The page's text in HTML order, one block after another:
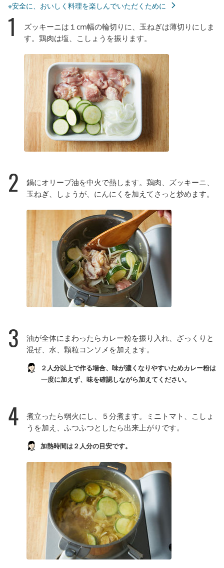
※安全に、おいしく料理を楽しんでいただくために
1
ズッキーニは１cm幅の輪切りに、玉ねぎは薄切りにしま
す。鶏肉は塩、こしょうを振ります。
2
鍋にオリーブ油を中火で熱します。鶏肉、ズッキーニ、
玉ねぎ、しょうが、にんにくを加えてさっと炒めます。
3
油が全体にまわったらカレー粉を振り入れ、ざっくりと
混ぜ、水、顆粒コンソメを加えます。
２人分以上で作る場合、味が濃くなりやすいためカレー粉は
一度に加えず、味を確認しながら加えてください。
4
煮立ったら弱火にし、５分煮ます。ミニトマト、こしょ
うを加え、ふつふつとしたら出来上がりです。
加熱時間は２人分の目安です。